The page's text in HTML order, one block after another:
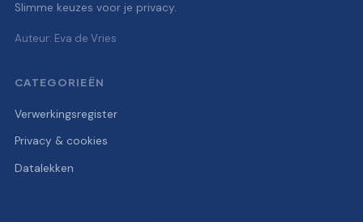
Slimme keuzes voor je privacy.
Auteur: Eva de Vries
CATEGORIEËN
Verwerkingsregister
Privacy & cookies
Datalekken